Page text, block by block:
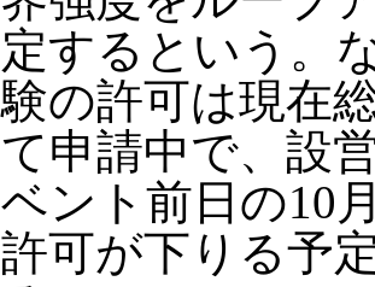
定するという。
験の許可は現在
て申請中で、設
ベント前日の10
許可が下りる予